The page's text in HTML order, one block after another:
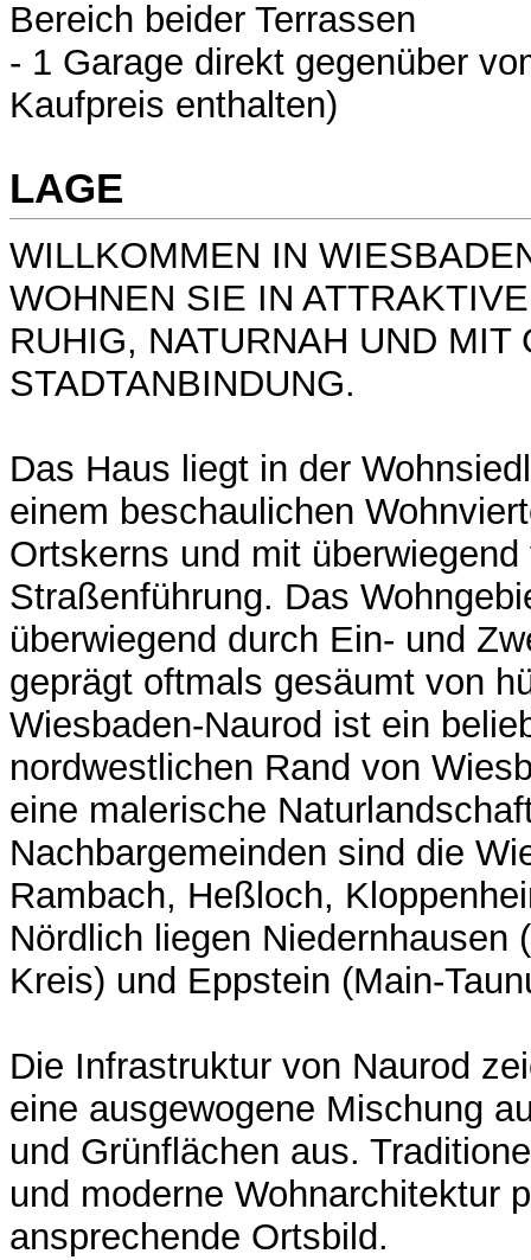
Bereich beider Terrassen
- 1 Garage direkt gegenüber
Kaufpreis enthalten)
LAGE
WILLKOMMEN IN
WOHNEN SIE IN
RUHIG, NATURNAH UND MIT
STADTANBINDUNG.
Das Haus liegt in der
einem beschaulichen
Ortskerns und mit
Straßenführung. Das
überwiegend durch Ein- und
geprägt oftmals gesäumt von
Wiesbaden-Naurod ist ein
nordwestlichen Rand von
eine malerische
Nachbargemeinden sind die
Rambach, Heßloch,
Nördlich liegen Niedernhausen
Kreis) und Eppstein (Main-
Die Infrastruktur von Naurod
eine ausgewogene Mischung
und Grünflächen aus.
und moderne Wohnarchitektur
ansprechende Ortsbild.